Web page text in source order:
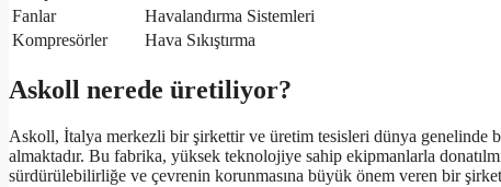
Fanlar
Havalandırma Sistemleri
Kompresörler
Hava Sıkıştırma
Askoll nerede üretiliyor?
Askoll, İtalya merkezli bir şirkettir ve üretim tesisleri dünya genelinde
almaktadır. Bu fabrika, yüksek teknolojiye sahip ekipmanlarla
sürdürülebilirliğe ve çevrenin korunmasına büyük önem veren bir